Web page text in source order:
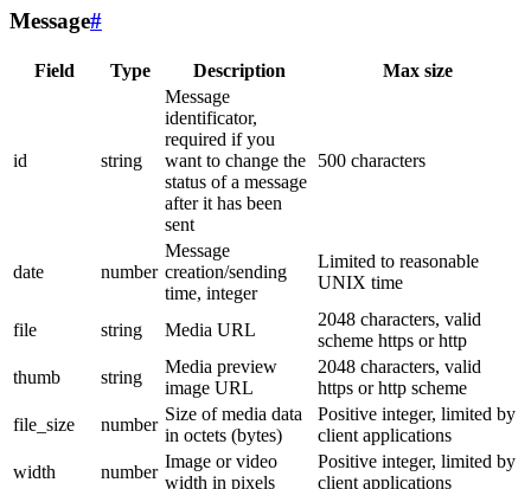
Message#
Field Type Description Max size
id string
Message
identificator,
required if you
want to change the
status of a message
after it has been
sent
500 characters
date number
Message
creation/sending
time, integer
Limited to reasonable
UNIX time
file string Media URL
2048 characters, valid
scheme https or http
thumb
string
Media preview
image URL
2048 characters, valid
https or http scheme
file_size
number
Size of media data
in octets (bytes)
Positive integer, limited by
client applications
width
number
Image or video
width in pixels
Positive integer, limited by
client applications